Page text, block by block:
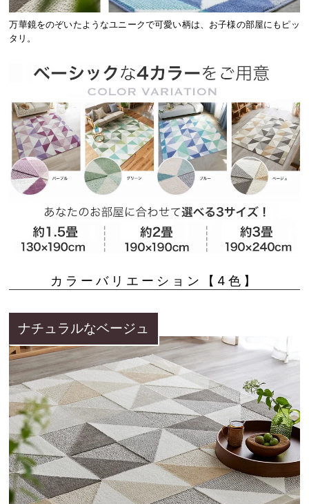
万華鏡をのぞいたようなユニークで可愛い柄は、お子様の部屋にもピッ
タリ。
カラーバリエーション【4色】
ナチュラルなベージュ